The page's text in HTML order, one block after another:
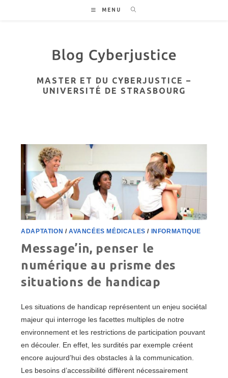
MENU
MASTER ET DU CYBERJUSTICE –
UNIVERSITÉ DE STRASBOURG
ADAPTATION /AVANCÉES MÉDICALES / INFORMATIQUE
Message’in, penser le
numérique au prisme des
situations de handicap
Les situations de handicap représentent un enjeu sociétal
majeur qui interroge les facettes multiples de notre
environnement et les restrictions de participation pouvant
en découler. En effet, les surdités par exemple créent
encore aujourd’hui des obstacles à la communication.
Les besoins d’accessibilité diffèrent nécessairement